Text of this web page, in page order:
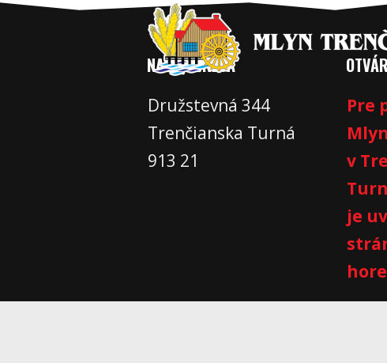
NAŠA ADRESA
Družstevná 344
Trenčianska Turná
913 21
Pre
v
je